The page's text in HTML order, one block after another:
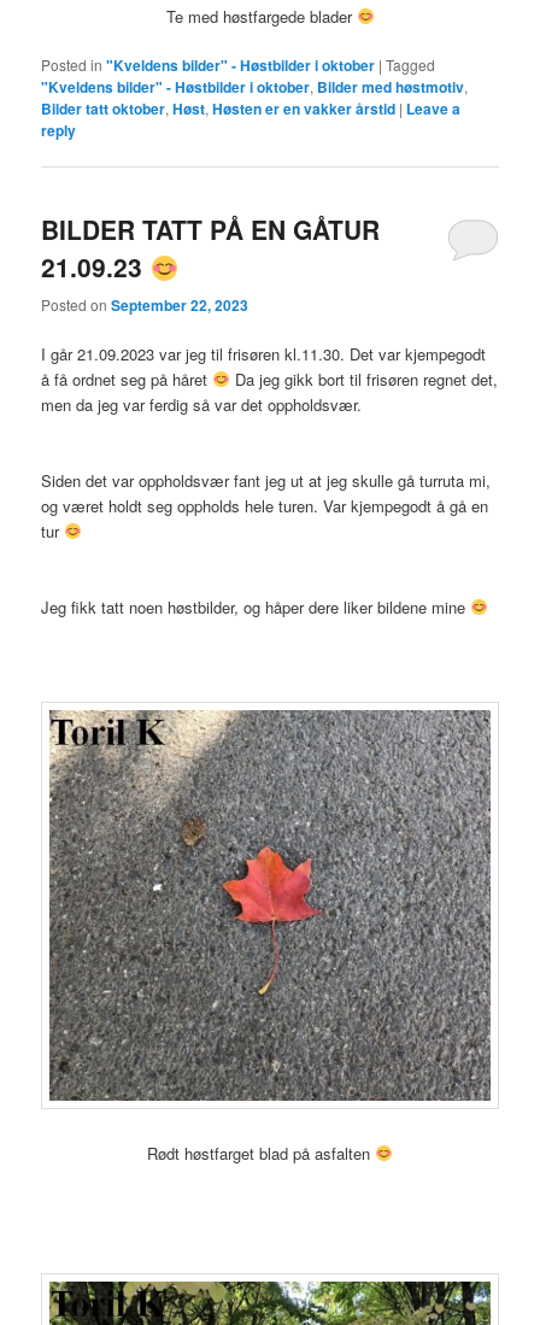
Te med høstfargede blader
Posted in "Kveldens bilder" - Høstbilder i oktober |Tagged
"Kveldens bilder" - Høstbilder i oktober, Bilder med høstmotiv,
Bilder tatt oktober,Høst,Høsten er en vakker årstid | Leave a
reply
BILDER TATT PÅ EN GÅTUR
21.09.23
Posted onSeptember 22, 2023
I går 21.09.2023 var jeg til frisøren kl.11.30. Det var kjempegodt
å få ordnet seg på håret
Da jeg gikk bort til frisøren regnet det,
men da jeg var ferdig så var det oppholdsvær.
Siden det var oppholdsvær fant jeg ut at jeg skulle gå turruta mi,
og været holdt seg oppholds hele turen. Var kjempegodt å gå en
tur
Jeg fikk tatt noen høstbilder, og håper dere liker bildene mine
Rødt høstfarget blad på asfalten